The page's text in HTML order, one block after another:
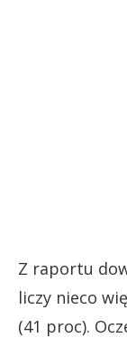
Z raportu
liczy nieco
(41 proc).